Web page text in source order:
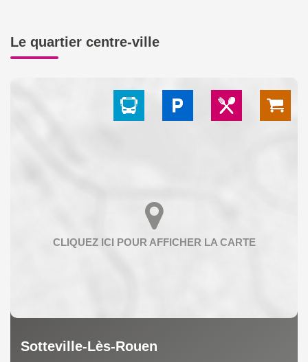
Le quartier centre-ville
Sotteville-Lès-Rouen